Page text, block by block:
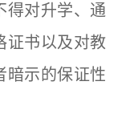
得对升学、通
证书以及对教
暗示的保证性